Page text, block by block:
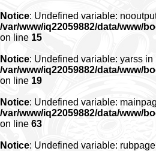
Notice: Undefined variable:
/var/www/iq22059882/data/www/
on line 15
Notice: Undefined variable: yarss in
/var/www/iq22059882/data/www/
on line 19
Notice: Undefined variable:
/var/www/iq22059882/data/www/
on line 63
Notice: Undefined variable: